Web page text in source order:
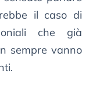
il caso di
che già
sempre vanno